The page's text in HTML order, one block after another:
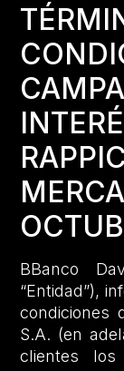
BBanco
“Entidad”),
condiciones
S.A. (en
clientes